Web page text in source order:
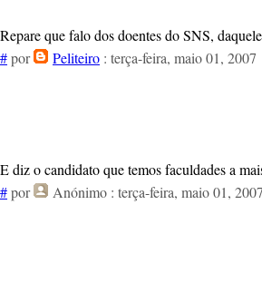
Repare que falo dos doentes do SNS,
#por Peliteiro : terça-feira, maio 01, 2007
E diz o candidato que temos faculdades a
#por Anónimo : terça-feira, maio 01, 2007